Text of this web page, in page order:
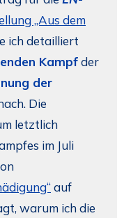
„Aus dem
ich detailliert
Kampfder
der
Die
letztlich
im Juli
auf
warum ich die